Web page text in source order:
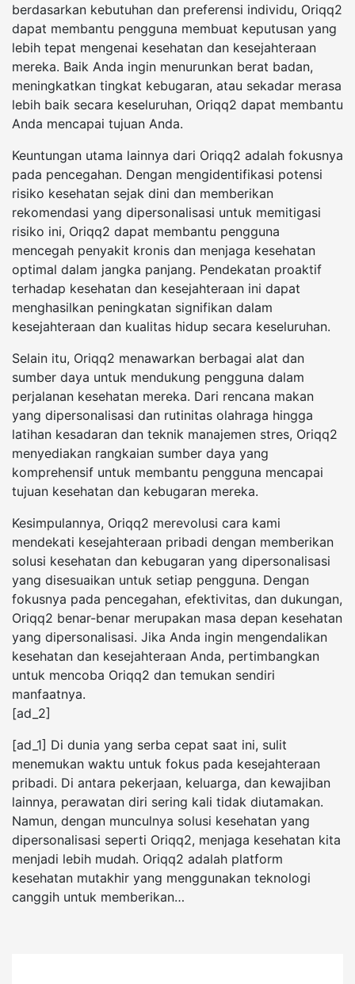
berdasarkan kebutuhan dan preferensi individu, Oriqq2
dapat membantu pengguna membuat keputusan yang
lebih tepat mengenai kesehatan dan kesejahteraan
mereka. Baik Anda ingin menurunkan berat badan,
meningkatkan tingkat kebugaran, atau sekadar merasa
lebih baik secara keseluruhan, Oriqq2 dapat membantu
Anda mencapai tujuan Anda.
Keuntungan utama lainnya dari Oriqq2 adalah fokusnya
pada pencegahan. Dengan mengidentifikasi potensi
risiko kesehatan sejak dini dan memberikan
rekomendasi yang dipersonalisasi untuk memitigasi
risiko ini, Oriqq2 dapat membantu pengguna
mencegah penyakit kronis dan menjaga kesehatan
optimal dalam jangka panjang. Pendekatan proaktif
terhadap kesehatan dan kesejahteraan ini dapat
menghasilkan peningkatan signifikan dalam
kesejahteraan dan kualitas hidup secara keseluruhan.
Selain itu, Oriqq2 menawarkan berbagai alat dan
sumber daya untuk mendukung pengguna dalam
perjalanan kesehatan mereka. Dari rencana makan
yang dipersonalisasi dan rutinitas olahraga hingga
latihan kesadaran dan teknik manajemen stres, Oriqq2
menyediakan rangkaian sumber daya yang
komprehensif untuk membantu pengguna mencapai
tujuan kesehatan dan kebugaran mereka.
Kesimpulannya, Oriqq2 merevolusi cara kami
mendekati kesejahteraan pribadi dengan memberikan
solusi kesehatan dan kebugaran yang dipersonalisasi
yang disesuaikan untuk setiap pengguna. Dengan
fokusnya pada pencegahan, efektivitas, dan dukungan,
Oriqq2 benar-benar merupakan masa depan kesehatan
yang dipersonalisasi. Jika Anda ingin mengendalikan
kesehatan dan kesejahteraan Anda, pertimbangkan
untuk mencoba Oriqq2 dan temukan sendiri
manfaatnya.
[ad_2]
[ad_1] Di dunia yang serba cepat saat ini, sulit
menemukan waktu untuk fokus pada kesejahteraan
pribadi. Di antara pekerjaan, keluarga, dan kewajiban
lainnya, perawatan diri sering kali tidak diutamakan.
Namun, dengan munculnya solusi kesehatan yang
dipersonalisasi seperti Oriqq2, menjaga kesehatan kita
menjadi lebih mudah. Oriqq2 adalah platform
kesehatan mutakhir yang menggunakan teknologi
canggih untuk memberikan…